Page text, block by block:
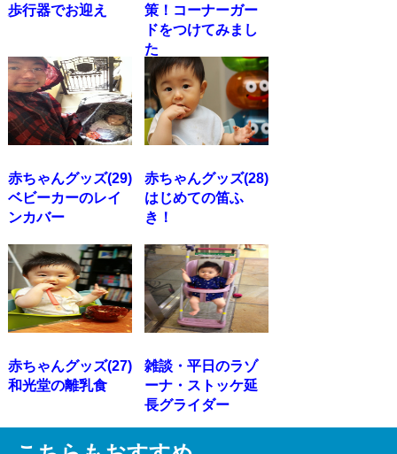
歩行器でお迎え
策！コーナーガー
ドをつけてみまし
た
赤ちゃんグッズ(29)
ベビーカーのレイ
ンカバー
赤ちゃんグッズ(28)
はじめての笛ふ
き！
赤ちゃんグッズ(27)
和光堂の離乳食
雑談・平日のラゾ
ーナ・ストッケ延
長グライダー